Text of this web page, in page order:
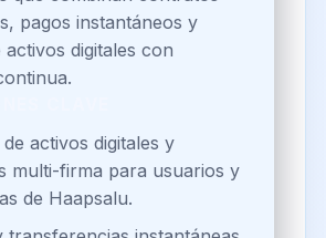
empresarial
para
locales con gobierno
inteligentes auditables con